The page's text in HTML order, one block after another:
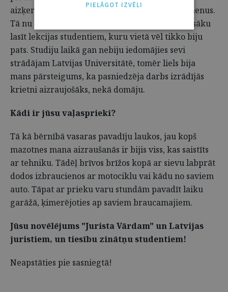
aizķeršanās nokārtot visus kvalifikācijas eksāmenus.
Tā nu arī uzreiz pēc maģistra grāda iegūšanas sāku
lasīt lekcijas studentiem, kuru vietā vēl tikko biju
pats. Studiju laikā gan nebiju iedomājies sevi
strādājam Latvijas Universitātē, tomēr liels bija
mans pārsteigums, ka pasniedzēja darbs izrādījās
krietni aizraujošāks, nekā domāju.
Kādi ir jūsu vaļasprieki?
Tā kā bērnībā vasaras pavadīju laukos, jau kopš
mazotnes mana aizraušanās ir bijis viss, kas saistīts
ar tehniku. Tādēļ brīvos brīžos kopā ar sievu labprāt
dodos izbraucienos ar motociklu vai kādu no saviem
auto. Tāpat ar prieku varu stundām pavadīt laiku
garāžā, ķimerējoties ap saviem braucamajiem.
Jūsu novēlējums "Jurista Vārdam" un Latvijas
juristiem, un tiesību zinātņu studentiem!
Neapstāties pie sasniegtā!
PIELĀGOT IZVĒLI